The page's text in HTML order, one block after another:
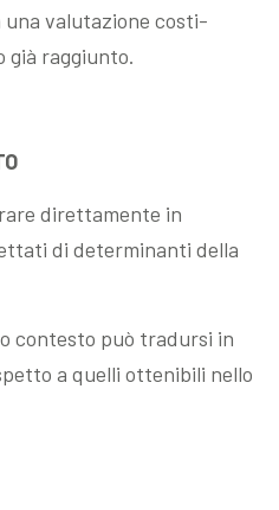
una valutazione costi-
già raggiunto.
direttamente in
di determinanti della
contesto può tradursi in
a quelli ottenibili nello